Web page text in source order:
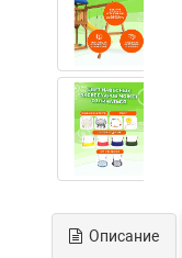
Описание